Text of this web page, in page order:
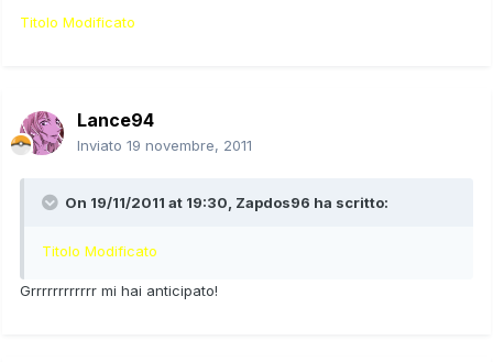
Titolo Modificato
Lance94
Inviato 19 novembre, 2011
On 19/11/2011 at 19:30, Zapdos96 ha scritto:
Titolo Modificato
Grrrrrrrrrrrr mi hai anticipato!